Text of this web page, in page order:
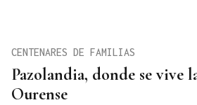
Pazolandia, donde se vive
Ourense
CENTENARES DE FAMILIAS